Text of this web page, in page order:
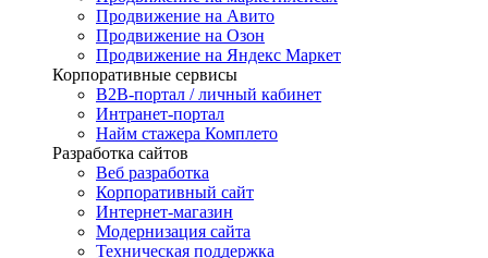
Продвижение на Авито
Продвижение на Озон
Продвижение на Яндекс Маркет
Корпоративные сервисы
B2B-портал / личный кабинет
Интранет-портал
Найм стажера Комплето
Разработка сайтов
Веб разработка
Корпоративный сайт
Интернет-магазин
Модернизация сайта
Техническая поддержка